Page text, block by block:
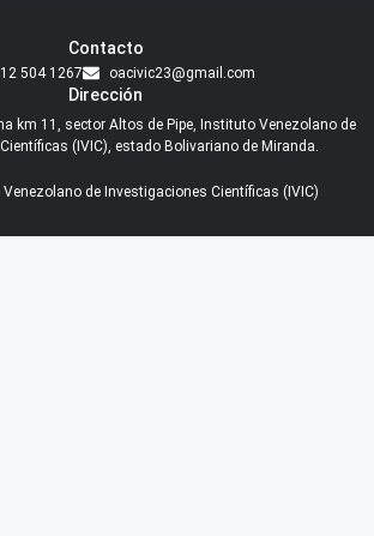
Contacto
504 1267 oacivic23@gmail.com
Dirección
km 11, sector Altos de Pipe, Instituto Venezolano de
(IVIC), estado Bolivariano de Miranda.
de Investigaciones Científicas (IVIC)